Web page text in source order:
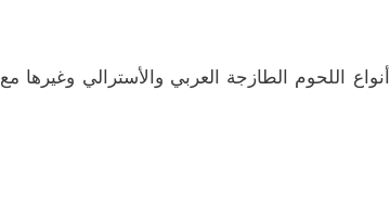
اللحوم الطازجة العربي والأسترالي وغيرها مع